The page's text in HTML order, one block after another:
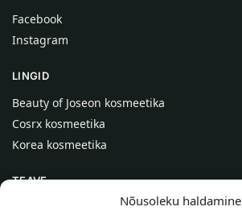
Nõusoleku haldamine
Facebook
Instagram
LINGID
Beauty of Joseon kosmeetika
Cosrx kosmeetika
Korea kosmeetika
TEAVE